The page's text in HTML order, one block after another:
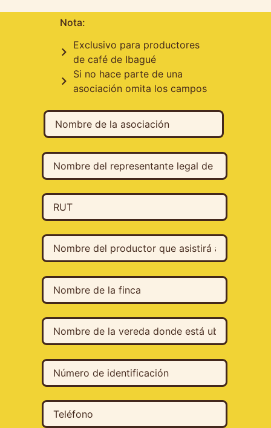
Nota:
Exclusivo para productores
de café de Ibagué
Si no hace parte de una
asociación omita los campos